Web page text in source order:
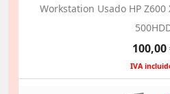
Workstation Usado HP Z600
Preço
100,00
IVA